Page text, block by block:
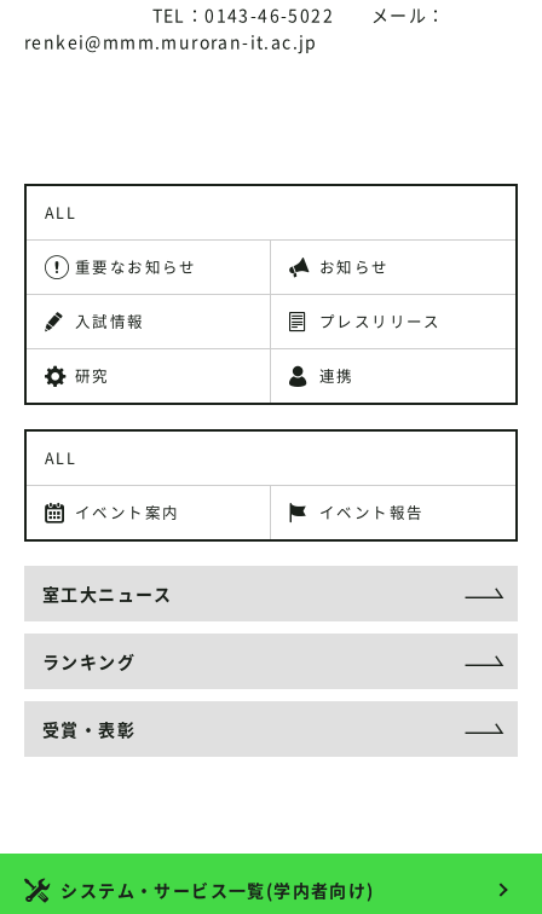
TEL：0143-46-5022 メール：
renkei@mmm.muroran-it.ac.jp
ALL
重要なお知らせ お知らせ
入試情報 プレスリリース
研究 連携
ALL
イベント案内 イベント報告
室工大ニュース
ランキング
受賞・表彰
システム・サービス一覧(学内者向け)